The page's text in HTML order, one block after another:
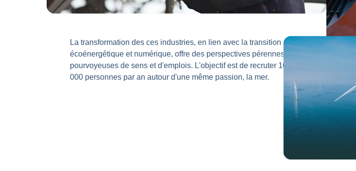
La transformation des ces industries, en lien avec la transition
écoénergétique et numérique, offre des perspectives pérennes,
pourvoyeuses de sens et d'emplois. L'objectif est de recruter 10
000 personnes par an autour d'une même passion, la mer.